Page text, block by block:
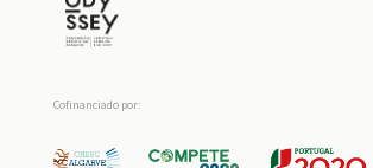
Cofinanciado por: